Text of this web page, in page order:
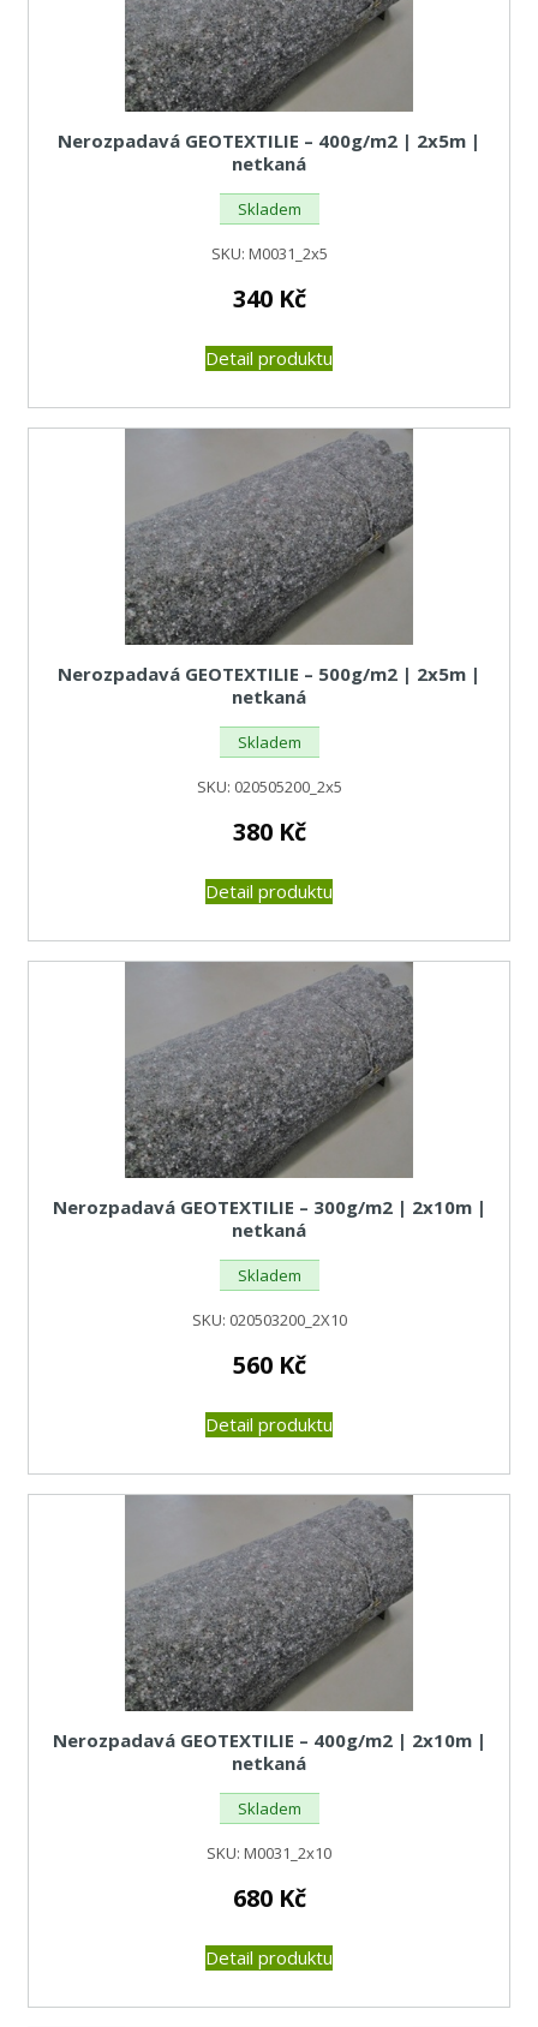
Nerozpadavá GEOTEXTILIE – 400g/m2 | 2x5m |
netkaná
Skladem
SKU: M0031_2x5
340 Kč
Detail produktu
Nerozpadavá GEOTEXTILIE – 500g/m2 | 2x5m |
netkaná
Skladem
SKU: 020505200_2x5
380 Kč
Detail produktu
Nerozpadavá GEOTEXTILIE – 300g/m2 | 2x10m |
netkaná
Skladem
SKU: 020503200_2X10
560 Kč
Detail produktu
Nerozpadavá GEOTEXTILIE – 400g/m2 | 2x10m |
netkaná
Skladem
SKU: M0031_2x10
680 Kč
Detail produktu